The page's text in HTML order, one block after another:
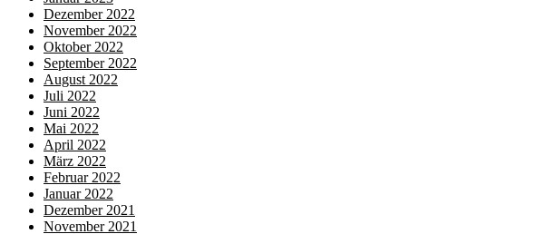
Dezember 2022
November 2022
Oktober 2022
September 2022
August 2022
Juli 2022
Juni 2022
Mai 2022
April 2022
März 2022
Februar 2022
Januar 2022
Dezember 2021
November 2021